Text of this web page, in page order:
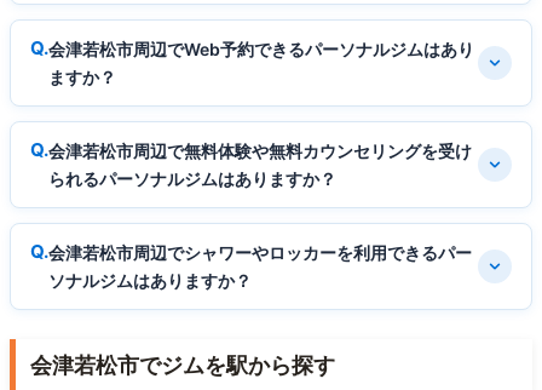
会津若松市周辺でWeb予約できるパーソナルジムはあり
ますか？
会津若松市周辺で無料体験や無料カウンセリングを受け
られるパーソナルジムはありますか？
会津若松市周辺でシャワーやロッカーを利用できるパー
ソナルジムはありますか？
会津若松市でジムを駅から探す